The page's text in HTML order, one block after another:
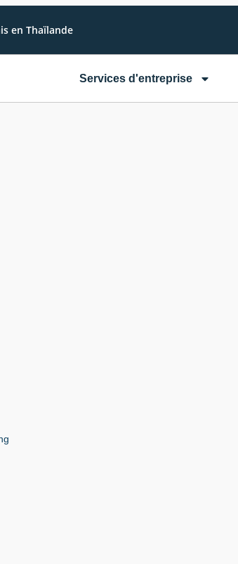
en Thaïlande
Services d'entreprise